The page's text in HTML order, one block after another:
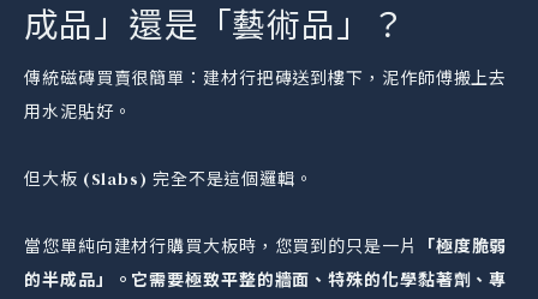
成品」還是「藝術品」？
傳統磁磚買賣很簡單：建材行把磚送到樓下，泥作師傅搬上去
用水泥貼好。
但大板 (Slabs) 完全不是這個邏輯。
當您單純向建材行購買大板時，您買到的只是一片
「極度脆弱
的半成品」。它需要極致平整的牆面、特殊的化學黏著劑、專